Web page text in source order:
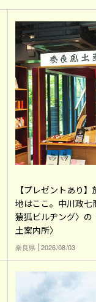
【プレゼントあり
地はここ。中川政七
猿狐ビルヂング〉の
土案内所〉
奈良県 2026/08/03